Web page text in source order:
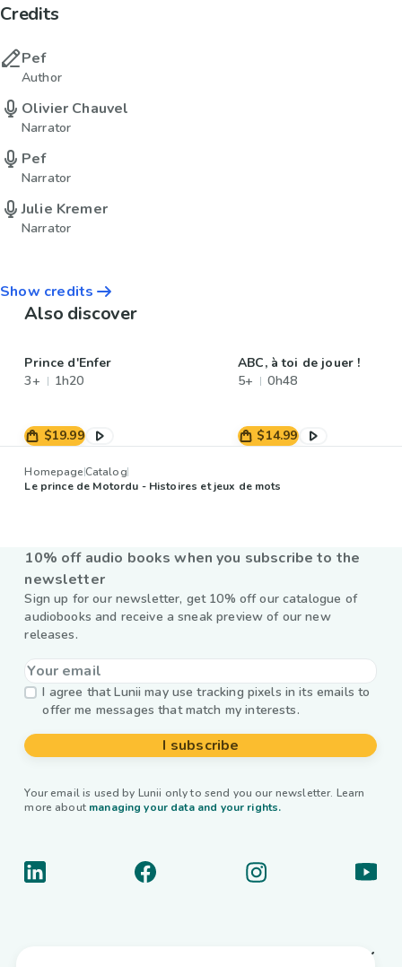
Credits
Pef
Author
Olivier Chauvel
Narrator
Pef
Narrator
Julie Kremer
Narrator
Show credits
Also discover
Prince d'Enfer
3+
1h20
$19.99
ABC, à toi de jouer !
5+
0h48
$14.99
HomepageCatalog
Le prince de Motordu - Histoires et jeux de mots
10% off audio books when you subscribe to the
newsletter
Sign up for our newsletter, get 10% off our catalogue of
audiobooks and receive a sneak preview of our new
releases.
I agree that Lunii may use tracking pixels in its emails to
offer me messages that match my interests.
I subscribe
Your email is used by Lunii only to send you our newsletter. Learn
more about managing your data and your rights.